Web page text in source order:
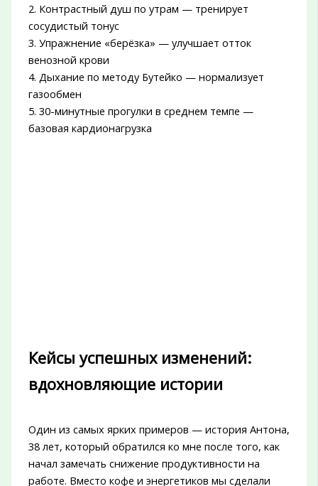
2. Контрастный душ по утрам — тренирует
сосудистый тонус
3. Упражнение «берёзка» — улучшает отток
венозной крови
4. Дыхание по методу Бутейко — нормализует
газообмен
5. 30-минутные прогулки в среднем темпе —
базовая кардионагрузка
Кейсы успешных изменений:
вдохновляющие истории
Один из самых ярких примеров — история Антона,
38 лет, который обратился ко мне после того, как
начал замечать снижение продуктивности на
работе. Вместо кофе и энергетиков мы сделали